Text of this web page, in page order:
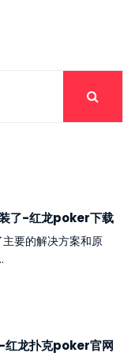
了-红龙poker下载
要的解决方案和原
红龙扑克poker官网